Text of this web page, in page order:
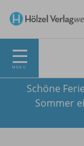
MENÜ
Schöne
Sommer